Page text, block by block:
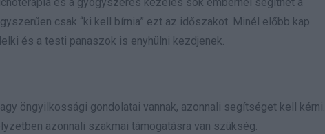
csak “ki kell bírnia” ezt az időszakot. Minél előbb kap
és a testi panaszok is enyhülni kezdjenek.
öngyilkossági gondolatai vannak, azonnali segítséget kell kérni.
azonnali szakmai támogatásra van szükség.